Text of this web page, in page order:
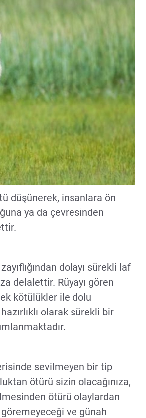
düşünerek, insanlara ön
ya da çevresinden
dolayı sürekli laf
delalettir. Rüyayı gören
kötülükler ile dolu
olarak sürekli bir
sevilmeyen bir tip
ötürü sizin olacağınıza,
ötürü olaylardan
ve günah